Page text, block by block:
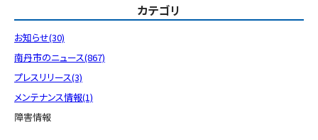
カテゴリ
お知らせ(30)
南丹市のニュース(867)
プレスリリース(3)
メンテナンス情報(1)
障害情報